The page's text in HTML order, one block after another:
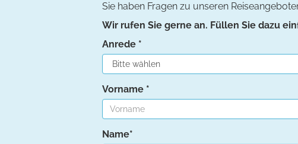
Sie haben Fragen zu unseren
Wir rufen Sie gerne an. Füllen Sie dazu
Anrede *
Vorname *
Name*